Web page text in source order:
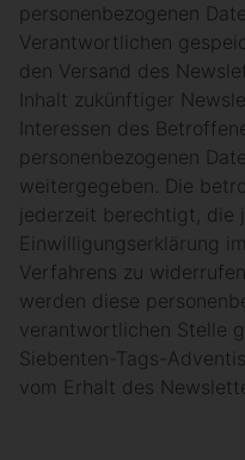
personenbezogenen
Verantwortlichen
den Versand des
Inhalt zukünftiger
Interessen des
personenbezogenen
weitergegeben. Die
jederzeit berechtigt, die
Einwilligungserklärung
Verfahrens zu
werden diese
verantwortlichen Stelle
Siebenten-Tags-
vom Erhalt des